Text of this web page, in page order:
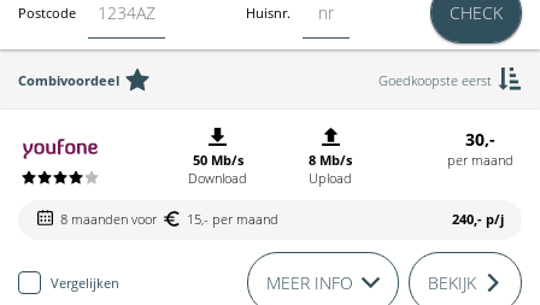
Postcode Huisnr. CHECK
Combivoordeel Goedkoopste eerst
50 Mb/s
Download
8 Mb/s
Upload
30,-
per maand
8 maanden voor 15,- per maand 240,- p/j
Vergelijken MEER INFO BEKIJK